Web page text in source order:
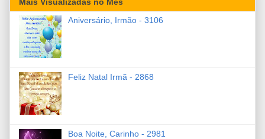
Aniversário, Irmão - 3106
Feliz Natal Irmã - 2868
Boa Noite, Carinho - 2981